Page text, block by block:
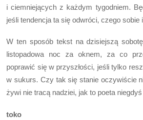
i ciemniejących z każdym tygodniem.
jeśli tendencja ta się odwróci, czego sobie
W ten sposób tekst na dzisiejszą
listopadowa noc za oknem, za co
poprawić się w przyszłości, jeśli tylko
w sukurs. Czy tak się stanie oczywiście
żywi nie tracą nadziei, jak to poeta niegdyś
toko